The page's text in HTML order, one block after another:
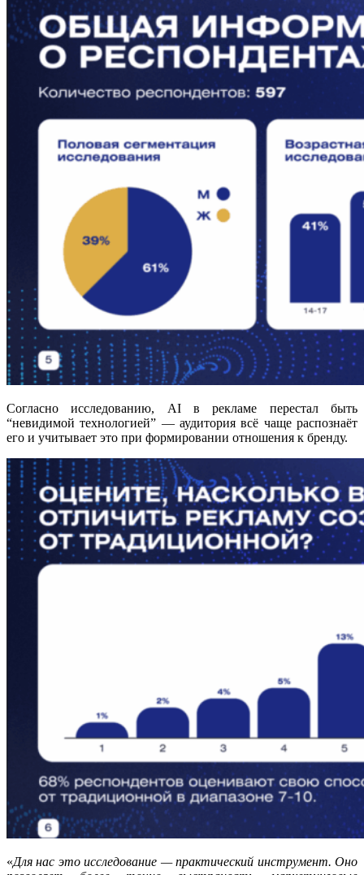
Согласно исследованию, AI в рекламе перестал быть
“невидимой технологией” — аудитория всё чаще распознаёт
его и учитывает это при формировании отношения к бренду.
«Для нас это исследование — практический инструмент. Оно